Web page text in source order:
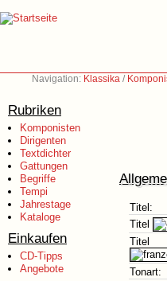
Navigation: Klassika /
Rubriken
Komponisten
Dirigenten
Textdichter
Gattungen
Begriffe
Tempi
Jahrestage
Kataloge
Einkaufen
CD-Tipps
Angebote
Titel:
Titel
Titel
Tonart: